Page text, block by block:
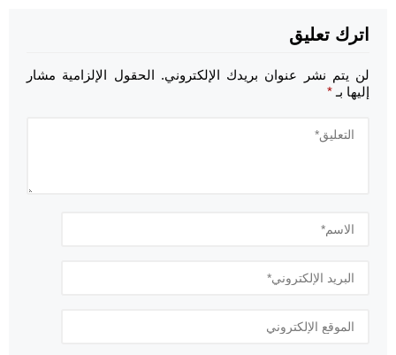
اترك تعليق
لن يتم نشر عنوان بريدك الإلكتروني. الحقول الإلزامية مشار
إليها بـ *